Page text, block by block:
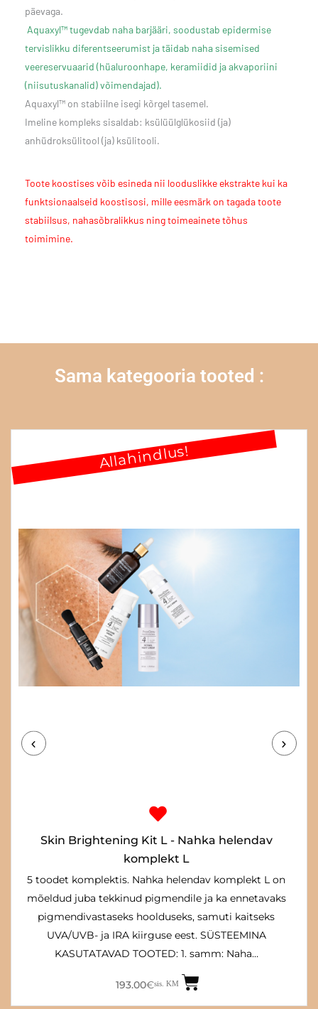
päevaga.
Aquaxyl™ tugevdab naha barjääri, soodustab epidermise
tervislikku diferentseerumist ja täidab naha sisemised
veereservuaarid (hüaluroonhape, keramiidid ja akvaporiini
(niisutuskanalid) võimendajad).
Aquaxyl™ on stabiilne isegi kõrgel tasemel.
Imeline kompleks sisaldab: ksülüülglükosiid (ja)
anhüdroksülitool (ja) ksülitooli.
Toote koostises võib esineda nii looduslikke ekstrakte kui ka
funktsionaalseid koostisosi, mille eesmärk on tagada toote
stabiilsus, nahasõbralikkus ning toimeainete tõhus
toimimine.
Sama kategooria tooted :
Allahindlus!
Skin Brightening Kit L - Nahka helendav
komplekt L
5 toodet komplektis. Nahka helendav komplekt L on
mõeldud juba tekkinud pigmendile ja ka ennetavaks
pigmendivastaseks hoolduseks, samuti kaitseks
UVA/UVB- ja IRA kiirguse eest. SÜSTEEMINA
KASUTATAVAD TOOTED: 1. samm: Naha…
193.00€sis. KM